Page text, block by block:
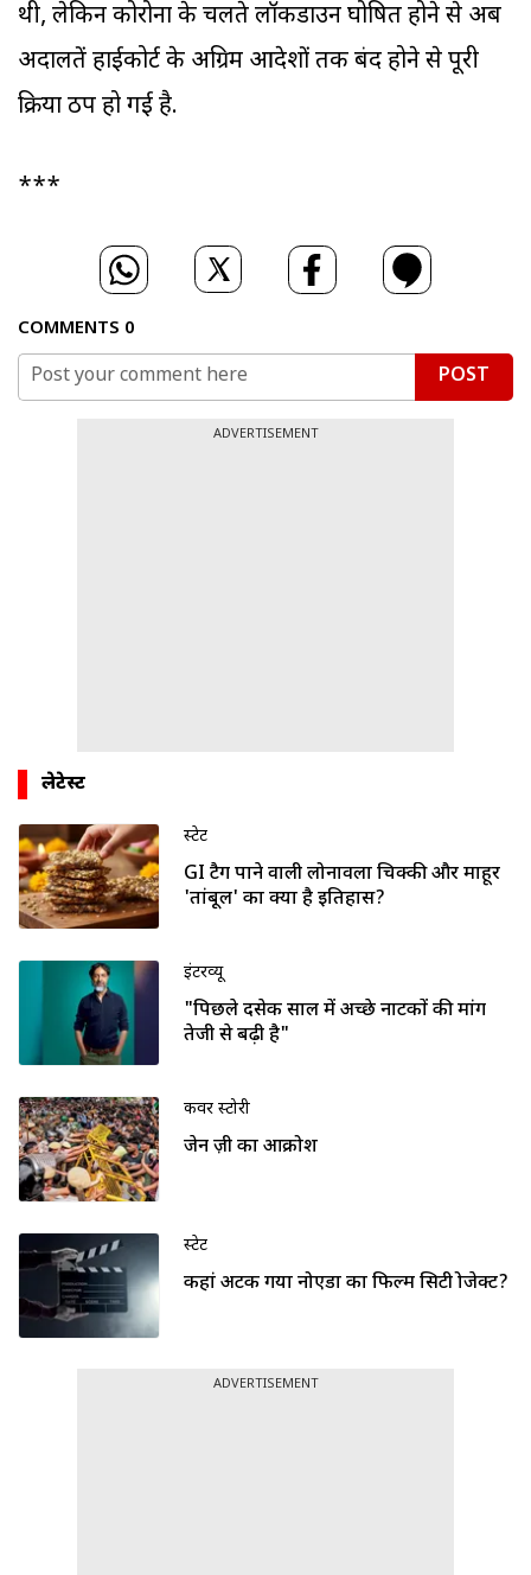
थी, लेकिन कोरोना के चलते लॉकडाउन घोषित होने से अब
अदालतें हाईकोर्ट के अग्रिम आदेशों तक बंद होने से पूरी
प्रक्रिया ठप हो गई है.
***
COMMENTS 0
POST
ADVERTISEMENT
लेटेस्ट
स्टेट
GI टैग पाने वाली लोनावला चिक्की और माहूर
'तांबूल' का क्या है इतिहास?
इंटरव्यू
"पिछले दसेक साल में अच्छे नाटकों की मांग
तेजी से बढ़ी है"
कवर स्टोरी
जेन ज़ी का आक्रोश
स्टेट
कहां अटक गया नोएडा का फिल्म सिटी प्रोजेक्ट?
ADVERTISEMENT